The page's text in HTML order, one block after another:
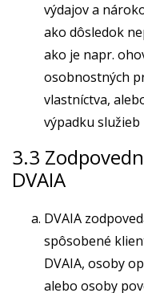
výdajov a
ako dôsledok
ako je napr.
osobnostných
vlastníctva,
výpadku
3.3
DVAIA
DVAIA
spôsobené
DVAIA, osoby
alebo osoby